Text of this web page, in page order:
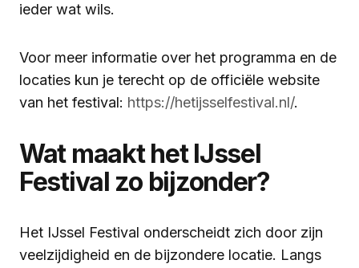
ieder wat wils.
Voor meer informatie over het programma en de
locaties kun je terecht op de officiële website
van het festival: https://hetijsselfestival.nl/.
Wat maakt het IJssel
Festival zo bijzonder?
Het IJssel Festival onderscheidt zich door zijn
veelzijdigheid en de bijzondere locatie. Langs